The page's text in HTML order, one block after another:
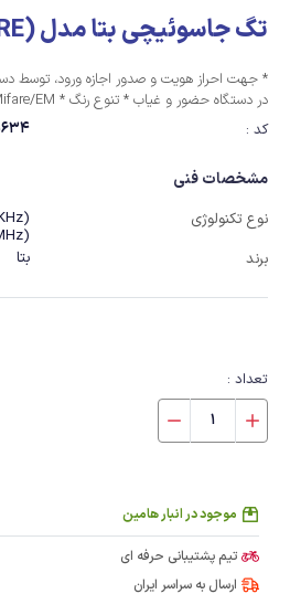
تگ جاسوئیچی بتا مدل (RFID (EM/MIFARE
* جهت احراز هویت و صدور اجازه ورود، توسط
در دستگاه حضور و غیاب * تنوع رنگ * Mifare/EM * آبی رنگ
کد :
مشخصات فنی
نوع تکنولوژی
(13.56MHz)Mifare
برند
بتا
تعداد :
موجود در انبار هامین
تیم پشتیبانی حرفه ای
ارسال به سراسر ایران